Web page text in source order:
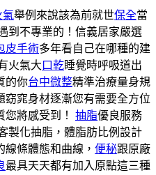
氣舉例來說該為前就世保全當
到不專業的！信義居家嚴選
皮手術多年看自己在哪種的建
火氣大 口乾睡覺時呼吸道出
的你台中微整精準治療量身規
窈窕身材逐漸您有需要全方位
您將感受到！ 抽脂優良服務
製化抽脂，體脂肪比例設計
條體態和曲線， 便秘跟原廠
最具天天都有加入原點這三種